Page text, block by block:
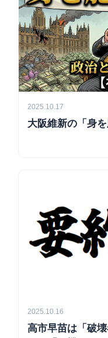
2025.10.17
大阪維新の「身
2025.10.16
高市早苗は「破